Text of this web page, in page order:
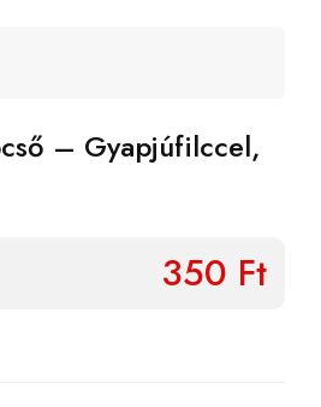
– Gyapjúfilccel,
350 Ft